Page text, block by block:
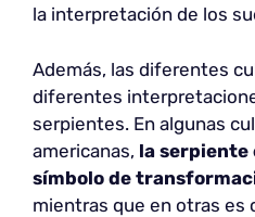
la interpretación de los
Además, las diferentes
diferentes
serpientes. En algunas
americanas, la serpiente
símbolo de
mientras que en otras es